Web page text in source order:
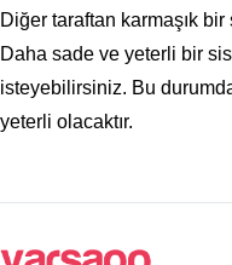
Diğer taraftan karmaşık
Daha sade ve yeterli bir
isteyebilirsiniz. Bu
yeterli olacaktır.